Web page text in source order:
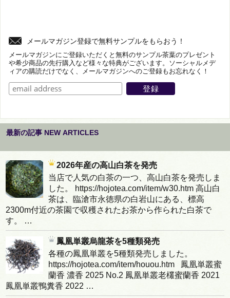
メールマガジン登録で無料サンプルをもらおう！
メールマガジンにご登録いただくと無料のサンプル茶葉のプレゼント
や希少商品の先行購入など様々な特典がございます。ソーシャルメデ
ィアの購読だけでなく、メールマガジンへのご登録もお忘れなく！
最新の記事 NEW ARTICLES
2026年産の高山白茶を発売
当店で人気の白茶の一つ、高山白茶を発売しま
した。 https://hojotea.com/item/w30.htm 高山白
茶は、臨滄市永徳県の白岩山にある、標高
2300m付近の茶園で収穫されたお茶から作られた白茶で
す。 …
鳳凰単叢烏龍茶を5種類発売
各種の鳳凰単叢を5種類発売しました。
https://hojotea.com/item/houou.htm 鳳凰単叢蜜
蘭香 濃香 2025 No.2 鳳凰単叢老欉蜜蘭香 2021
鳳凰単叢鴨糞香 2022 …